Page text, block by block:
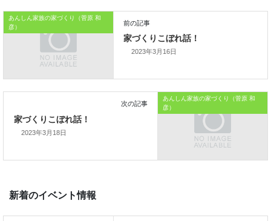
その状態でも風雨をしのげる
環境が必要になるのです。
本日はこれまでです。
金持ち父さん貧乏父さんの家づくりからでした
では、では。
あんしん家族の家づくり（菅原 和
彦）
2023年3月16日
あんしん家族の家づくり（菅原 和
彦）
2023年3月18日